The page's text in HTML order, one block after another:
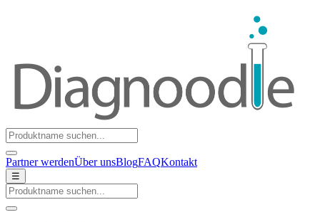
Partner werdenÜber unsBlogFAQKontakt
☰